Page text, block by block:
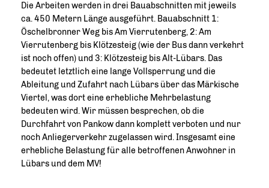
Die Arbeiten werden in drei Bauabschnitten mit jeweils
ca. 450 Metern Länge ausgeführt. Bauabschnitt 1:
Öschelbronner Weg bis Am Vierrutenberg, 2: Am
Vierrutenberg bis Klötzesteig (wie der Bus dann verkehrt
ist noch offen) und 3: Klötzesteig bis Alt-Lübars. Das
bedeutet letztlich eine lange Vollsperrung und die
Ableitung und Zufahrt nach Lübars über das Märkische
Viertel, was dort eine erhebliche Mehrbelastung
bedeuten wird. Wir müssen besprechen, ob die
Durchfahrt von Pankow dann komplett verboten und nur
noch Anliegerverkehr zugelassen wird. Insgesamt eine
erhebliche Belastung für alle betroffenen Anwohner in
Lübars und dem MV!